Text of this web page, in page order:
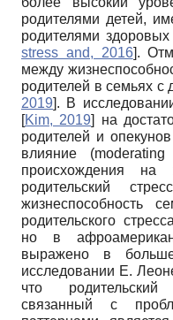
родителями детей,
родителями здоровых
stress and, 2016].
между
родителей в семьях с
2019]. В
[Kim, 2019]
на
родителей и
влияние
происхождения на
родительский
жизнеспособность
родительского
но в
выражено в
исследовании Е.
что родительский
связанный с